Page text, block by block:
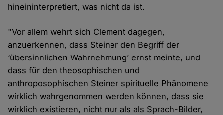
hineininterpretiert, was nicht da ist.
"Vor allem wehrt sich Clement dagegen,
anzuerkennen, dass Steiner den Begriff der
‘übersinnlichen Wahrnehmung’ ernst meinte, und
dass für den theosophischen und
anthroposophischen Steiner spirituelle Phänomene
wirklich wahrgenommen werden können, dass sie
wirklich existieren, nicht nur als als Sprach-Bilder,